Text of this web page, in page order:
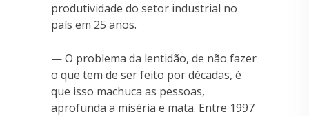
produtividade do setor industrial no
país em 25 anos.
— O problema da lentidão, de não fazer
o que tem de ser feito por décadas, é
que isso machuca as pessoas,
aprofunda a miséria e mata. Entre 1997